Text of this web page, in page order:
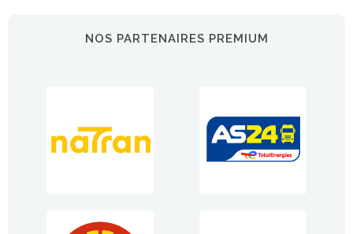
NOS PARTENAIRES PREMIUM